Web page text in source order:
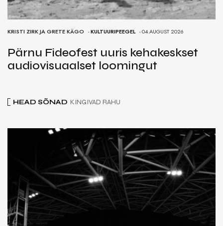
KRISTI ZIRK JA GRETE KÄGO -KULTUURIPEEGEL - 04.AUGUST 2026
Pärnu Fideofest uuris kehakeskset
audiovisuaalset loomingut
HEAD SÕNAD KINGIVAD RAHU